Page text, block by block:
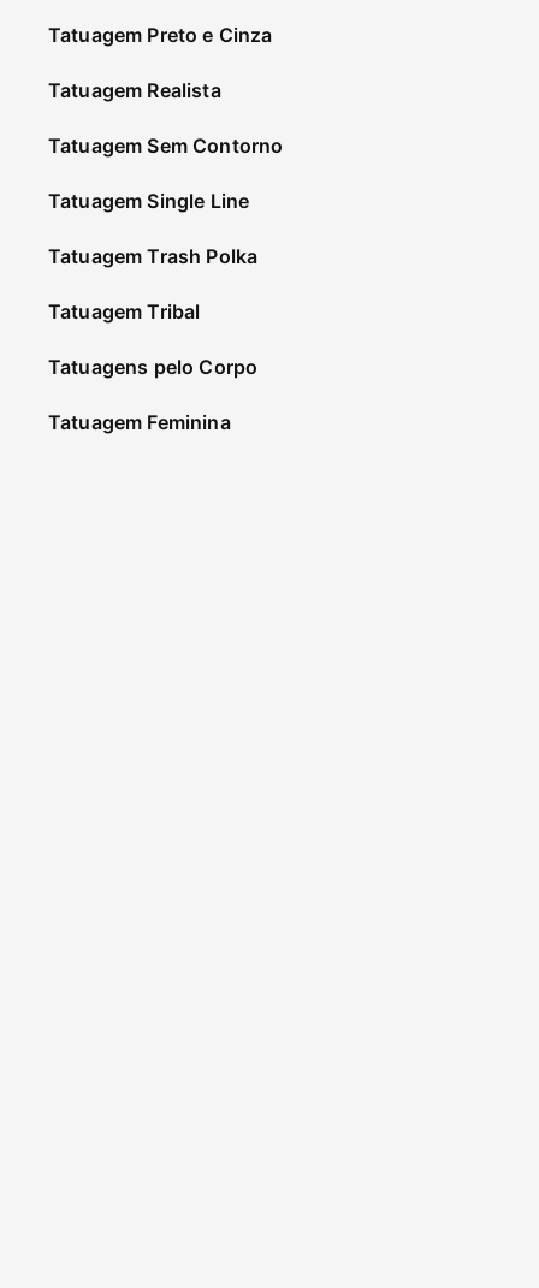
Tatuagem Preto e Cinza
Tatuagem Realista
Tatuagem Sem Contorno
Tatuagem Single Line
Tatuagem Trash Polka
Tatuagem Tribal
Tatuagens pelo Corpo
Tatuagem Feminina